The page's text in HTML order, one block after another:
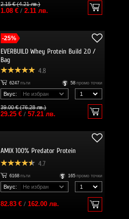
2.15 € (4.21 лв.)
1.08 €/ 2.11 лв.
-25%
EVERBUILD Whey Protein Build 2.0 /
Bag
4.8
6247 пъти 58 промо точки
Вкус:
39.00 € (76.28 лв.)
29.25 €/ 57.21 лв.
AMIX 100% Predator Protein
4.7
6168 пъти 165 промо точки
Вкус:
82.83 €/ 162.00 лв.